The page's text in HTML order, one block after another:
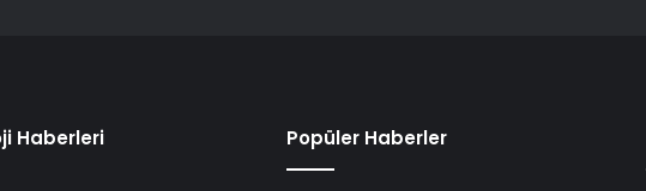
Haberleri Popüler Haberler